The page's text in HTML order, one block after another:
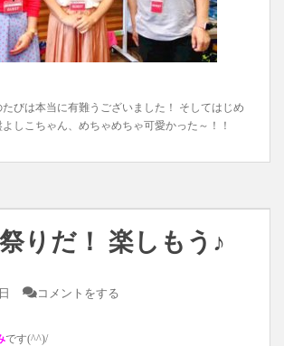
びは本当に有難うございました！ そしてはじめ
しこちゃん、めちゃめちゃ可愛かった～！！
りだ！ 楽しもう♪
コメントをする
です(^^)/